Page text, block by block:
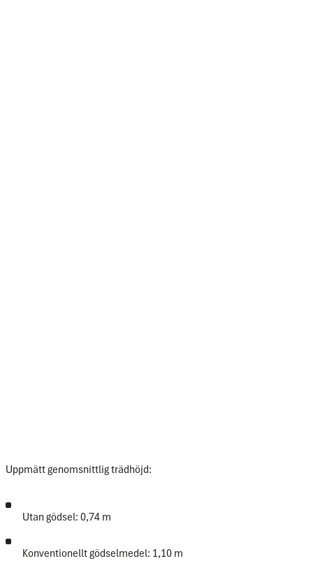
Uppmätt genomsnittlig trädhöjd:
Utan gödsel: 0,74 m
Konventionellt gödselmedel: 1,10 m